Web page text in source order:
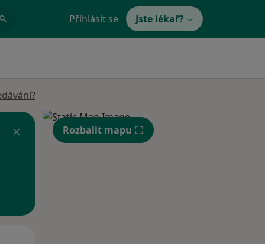
Přihlásit se Jste lékař?
Rozbalit mapu